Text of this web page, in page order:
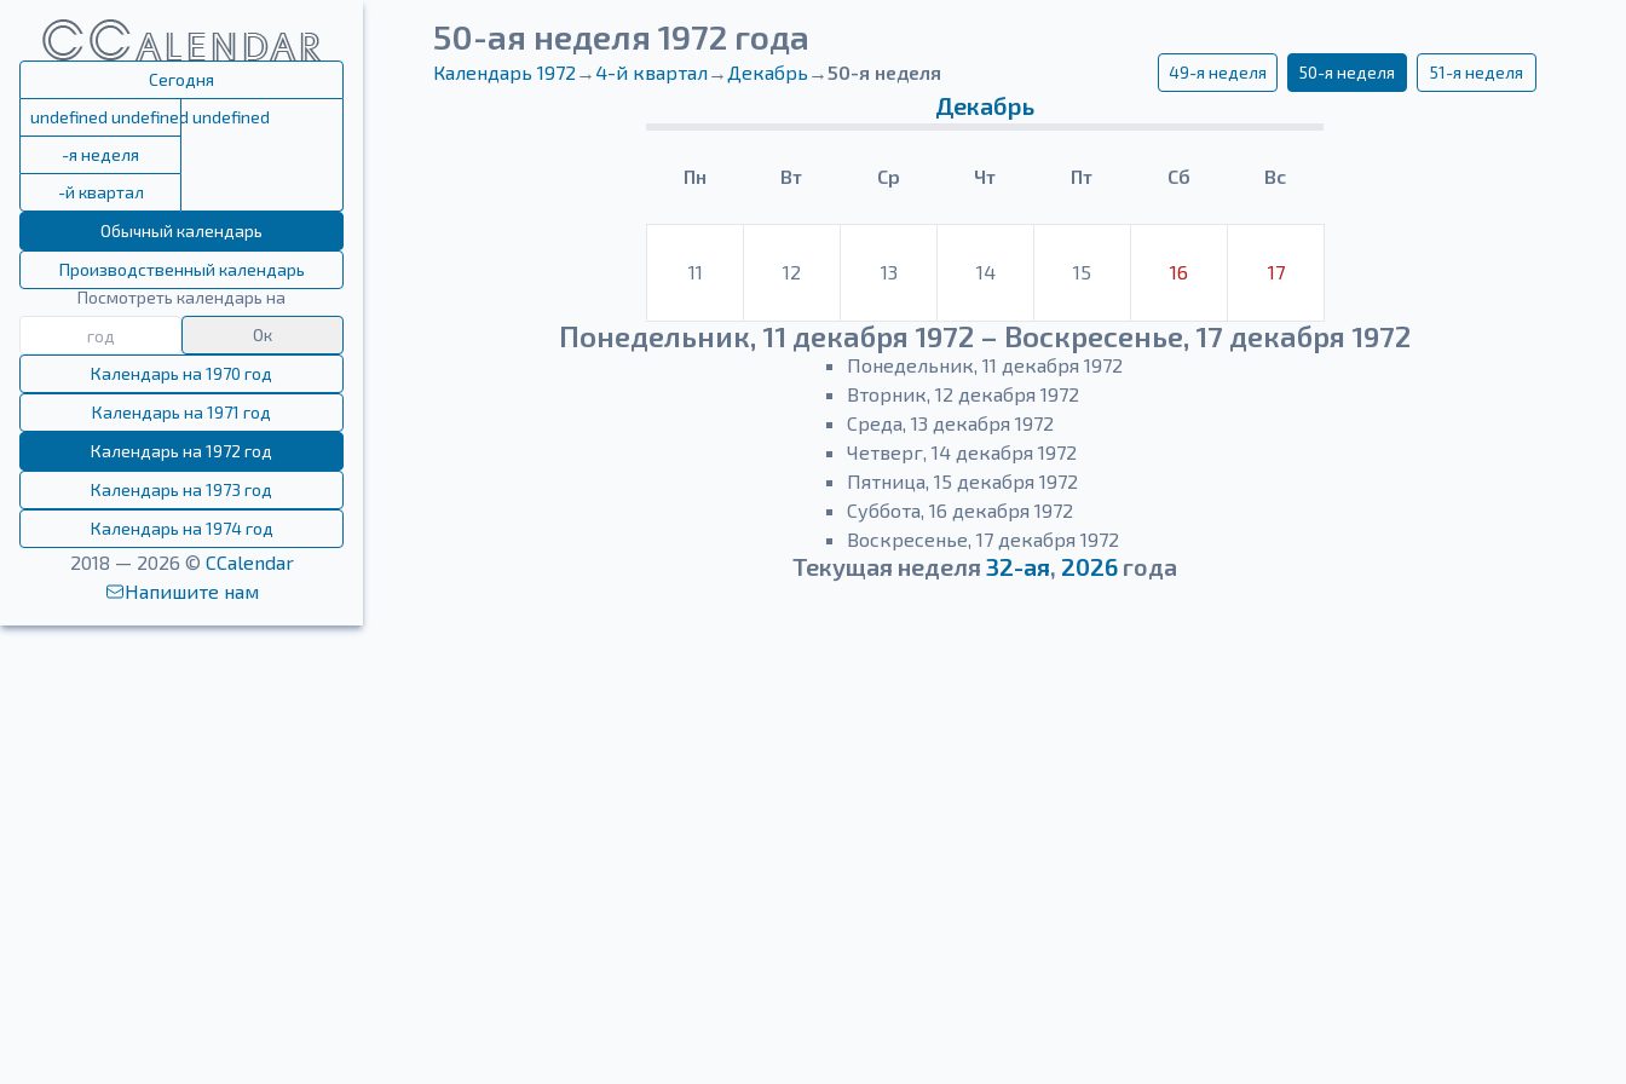
Сегодня
undefined undefined undefined
-я неделя
-й квартал
Обычный календарь
Производственный календарь
Посмотреть календарь на
Ок
Календарь на 1970 год
Календарь на 1971 год
Календарь на 1972 год
Календарь на 1973 год
Календарь на 1974 год
2018 — 2026 © CCalendar
Напишите нам
50-ая неделя 1972 года
Календарь 1972 → 4-й квартал→ Декабрь →50-я неделя 49-я неделя 50-я неделя 51-я неделя
Декабрь
Пн Вт Ср Чт Пт Сб Вс
11 12 13 14 15 16 17
Понедельник, 11 декабря 1972 – Воскресенье, 17 декабря 1972
Понедельник, 11 декабря 1972
Вторник, 12 декабря 1972
Среда, 13 декабря 1972
Четверг, 14 декабря 1972
Пятница, 15 декабря 1972
Суббота, 16 декабря 1972
Воскресенье, 17 декабря 1972
Текущая неделя 32-ая, 2026 года